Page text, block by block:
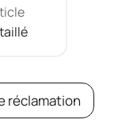
réclamation